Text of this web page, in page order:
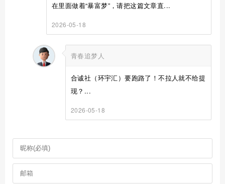
在里面做着“暴富梦”，请把这篇文章直...
2026-05-18
青春追梦人
合诚社（环宇汇）要跑路了！不拉人就不给提
现？...
2026-05-18